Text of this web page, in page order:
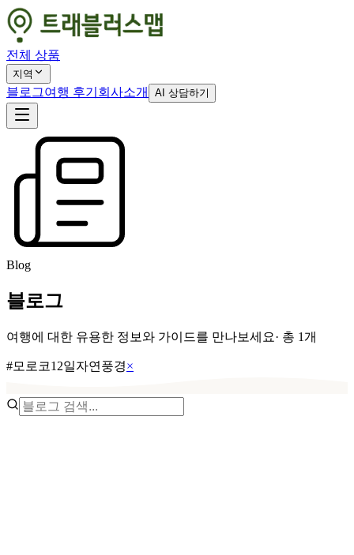
전체 상품
지역
블로그여행 후기 회사소개 AI 상담하기
Blog
블로그
여행에 대한 유용한 정보와 가이드를 만나보세요· 총 1개
#모로코12일자연풍경×